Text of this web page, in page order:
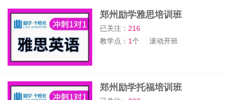
郑州励学雅思培训班
已关注：216
教学点： 1个 滚动开班
郑州励学托福培训班